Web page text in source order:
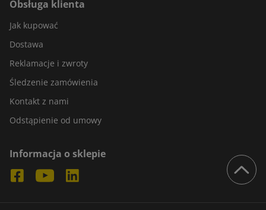
Obsługa klienta
Jak kupować
Dostawa
Reklamacje i zwroty
Śledzenie zamówienia
Kontakt z nami
Odstąpienie od umowy
Informacja o sklepie